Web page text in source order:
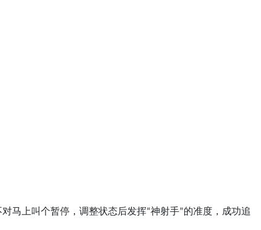
马上叫个暂停，调整状态后发挥“神射手”的准度，成功追